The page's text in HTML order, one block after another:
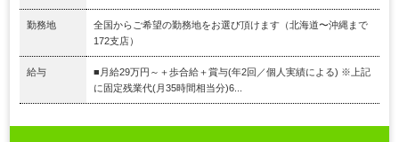
勤務地
全国からご希望の勤務地をお選び頂けます（北海道〜沖縄まで
172支店）
給与
■月給29万円～＋歩合給＋賞与(年2回／個人実績による) ※上記
に固定残業代(月35時間相当分)6...